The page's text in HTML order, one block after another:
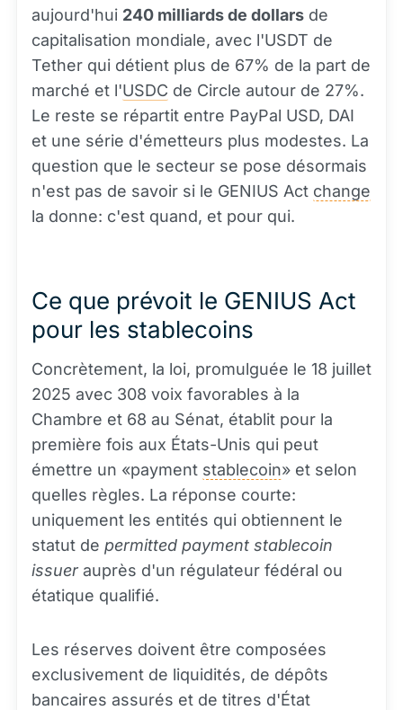
aujourd'hui 240 milliards de dollars de
capitalisation mondiale, avec l'USDT de
Tether qui détient plus de 67% de la part de
marché et l'USDC de Circle autour de 27%.
Le reste se répartit entre PayPal USD, DAI
et une série d'émetteurs plus modestes. La
question que le secteur se pose désormais
n'est pas de savoir si le GENIUS Act change
la donne: c'est quand, et pour qui.
Ce que prévoit le GENIUS Act
pour les stablecoins
Concrètement, la loi, promulguée le 18 juillet
2025 avec 308 voix favorables à la
Chambre et 68 au Sénat, établit pour la
première fois aux États-Unis qui peut
émettre un «payment stablecoin» et selon
quelles règles. La réponse courte:
uniquement les entités qui obtiennent le
statut de permitted payment stablecoin
issuer auprès d'un régulateur fédéral ou
étatique qualifié.
Les réserves doivent être composées
exclusivement de liquidités, de dépôts
bancaires assurés et de titres d'État